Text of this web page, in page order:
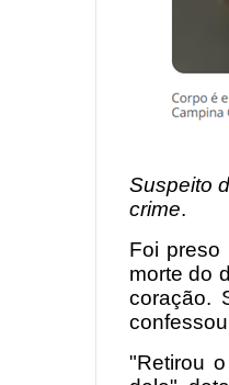
Suspeito
crime.
Foi preso
morte do
coração.
"Retirou